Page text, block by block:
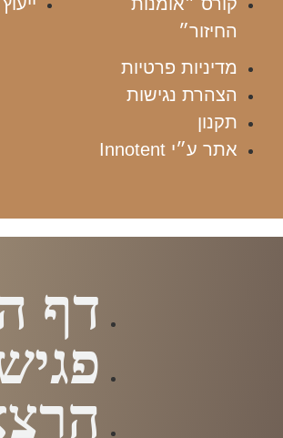
החיזור״
מדיניות פרטיות
הצהרת נגישות
תקנון
אתר ע״י Innotent
דף